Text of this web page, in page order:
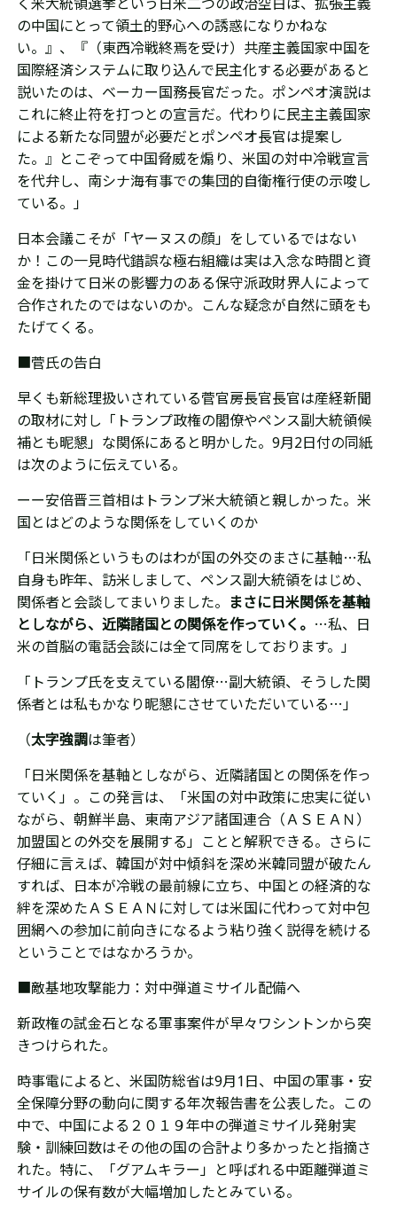
く米大統領選挙という日米二つの政治空白は、拡張主義
の中国にとって領土的野心への誘惑になりかねな
い。』、『（東西冷戦終焉を受け）共産主義国家中国を
国際経済システムに取り込んで民主化する必要があると
説いたのは、ベーカー国務長官だった。ポンペオ演説は
これに終止符を打つとの宣言だ。代わりに民主主義国家
による新たな同盟が必要だとポンペオ長官は提案し
た。』とこぞって中国脅威を煽り、 米国の対中冷戦宣言
を代弁し、 南シナ海有事での集団的自衛権行使の示唆し
ている。」
日本会議こそが「ヤーヌスの顔」をしているではない
か！この一見時代錯誤な極右組織は実は入念な時間と資
金を掛けて日米の影響力のある保守派政財界人によって
合作されたのではないのか。こんな疑念が自然に頭をも
たげてくる。
■菅氏の告白
早くも新総理扱いされている菅官房長官長官は産経新聞
の取材に対し「トランプ政権の閣僚やペンス副大統領候
補とも昵懇」な関係にあると明かした。9月2日付の同紙
は次のように伝えている。
ーー安倍晋三首相はトランプ米大統領と親しかった。米
国とはどのような関係をしていくのか
「日米関係というものはわが国の外交のまさに基軸…私
自身も昨年、訪米しまして、ペンス副大統領をはじめ、
関係者と会談してまいりました。
まさに日米関係を基軸
としながら、近隣諸国との関係を作っていく。 …私、日
米の首脳の電話会談には全て同席をしております。」
「トランプ氏を支えている閣僚…副大統領、そうした関
係者とは私もかなり昵懇にさせていただいている…」
（太字強調は筆者）
「日米関係を基軸としながら、近隣諸国との関係を作っ
ていく」。この発言は、「米国の対中政策に忠実に従い
ながら、朝鮮半島、東南アジア諸国連合（ＡＳＥＡＮ）
加盟国との外交を展開する」ことと解釈できる。さらに
仔細に言えば、韓国が対中傾斜を深め米韓同盟が破たん
すれば、日本が冷戦の最前線に立ち、中国との経済的な
絆を深めたＡＳＥＡＮに対しては米国に代わって対中包
囲網への参加に前向きになるよう粘り強く説得を続ける
ということではなかろうか。
■敵基地攻撃能力：対中弾道ミサイル配備へ
新政権の試金石となる軍事案件が早々ワシントンから突
きつけられた。
時事電によると、米国防総省は9月1日、中国の軍事・安
全保障分野の動向に関する年次報告書を公表した。この
中で、中国による２０１９年中の弾道ミサイル発射実
験・訓練回数はその他の国の合計より多かったと指摘さ
れた。特に、「グアムキラー」と呼ばれる中距離弾道ミ
サイルの保有数が大幅増加したとみている。